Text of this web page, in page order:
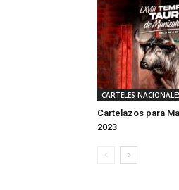
CARTELES
Cartelazos para
2023